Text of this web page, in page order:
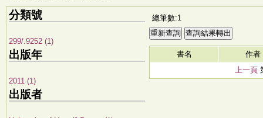
分類號
299/.9252 (1)
出版年
2011 (1)
出版者
總筆數:1
書名
作者
上一頁